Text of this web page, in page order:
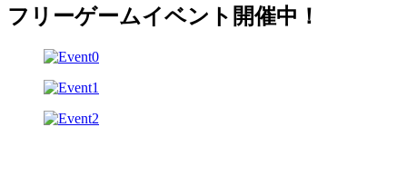
フリーゲームイベント開催中！